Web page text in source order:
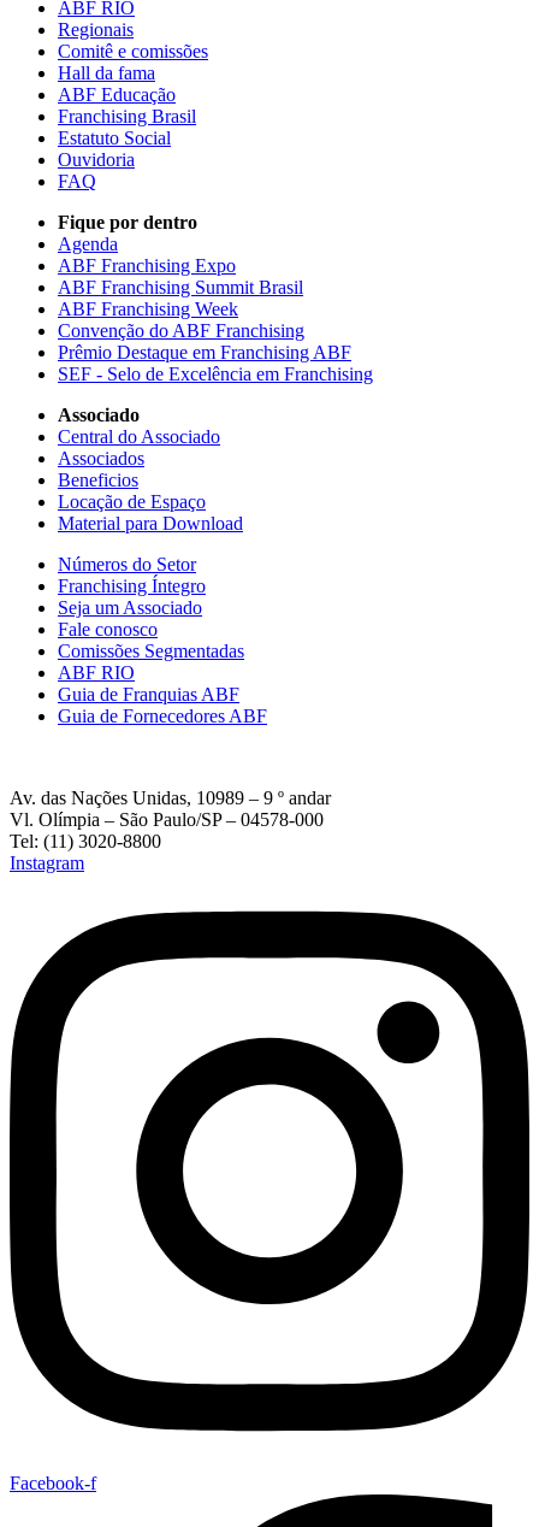
ABF RIO
Regionais
Comitê e comissões
Hall da fama
ABF Educação
Franchising Brasil
Estatuto Social
Ouvidoria
FAQ
Fique por dentro
Agenda
ABF Franchising Expo
ABF Franchising Summit Brasil
ABF Franchising Week
Convenção do ABF Franchising
Prêmio Destaque em Franchising ABF
SEF - Selo de Excelência em Franchising
Associado
Central do Associado
Associados
Beneficios
Locação de Espaço
Material para Download
Números do Setor
Franchising Íntegro
Seja um Associado
Fale conosco
Comissões Segmentadas
ABF RIO
Guia de Franquias ABF
Guia de Fornecedores ABF
Av. das Nações Unidas, 10989 – 9 º andar
Vl. Olímpia – São Paulo/SP – 04578-000
Tel: (11) 3020-8800
Instagram
Facebook-f